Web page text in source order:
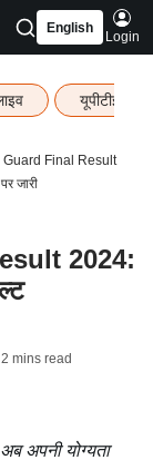
English
Login
यूपीटीईटी
Guard Final Result
जारी
2024:
mins read
अब अपनी योग्यता